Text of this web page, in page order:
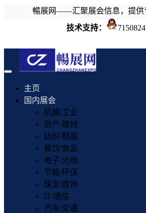
暢展网——汇聚展会信息，提供
技术支持：
Toggle
navigation
主页
国内展会
机械/工业
房产/建材
纺织/鞋服
餐饮/食品
电子/光电
节能/环保
珠宝/首饰
IT/通信
汽车/交通